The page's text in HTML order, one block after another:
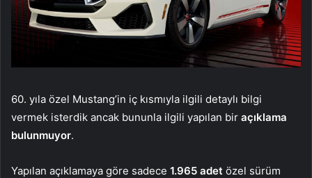
60. yıla özel Mustang’in iç kısmıyla ilgili detaylı bilgi
vermek isterdik ancak bununla ilgili yapılan bir açıklama
bulunmuyor.
Yapılan açıklamaya göre sadece 1.965 adet özel sürüm